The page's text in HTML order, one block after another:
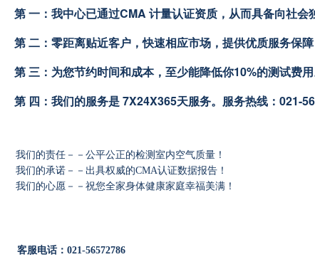
第 一：我中心已通过CMA 计量认证资质，从而具备向社会
第 二：零距离贴近客户，快速相应市场，提供优质服务保障
第 三：为您节约时间和成本，至少能降低你10%的测试费用
第 四：我们的服务是 7X24X365天服务。服务热线：021-
我们的责任－－公平公正的检测室内空气质量 ！
我们的承诺－－出具权威的CMA认证数据报告！
我们的心愿－－祝您全家身体健康家庭幸福美满！
客服电话：021-56572786